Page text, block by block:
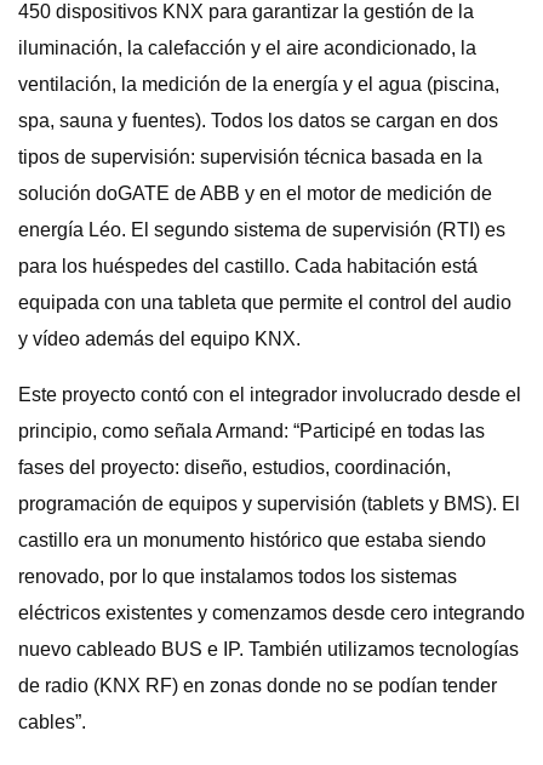
450 dispositivos KNX para garantizar la gestión de la
iluminación, la calefacción y el aire acondicionado, la
ventilación, la medición de la energía y el agua (piscina,
spa, sauna y fuentes). Todos los datos se cargan en dos
tipos de supervisión: supervisión técnica basada en la
solución doGATE de ABB y en el motor de medición de
energía Léo. El segundo sistema de supervisión (RTI) es
para los huéspedes del castillo. Cada habitación está
equipada con una tableta que permite el control del audio
y vídeo además del equipo KNX.
Este proyecto contó con el integrador involucrado desde el
principio, como señala Armand: “Participé en todas las
fases del proyecto: diseño, estudios, coordinación,
programación de equipos y supervisión (tablets y BMS). El
castillo era un monumento histórico que estaba siendo
renovado, por lo que instalamos todos los sistemas
eléctricos existentes y comenzamos desde cero integrando
nuevo cableado BUS e IP. También utilizamos tecnologías
de radio (KNX RF) en zonas donde no se podían tender
cables”.